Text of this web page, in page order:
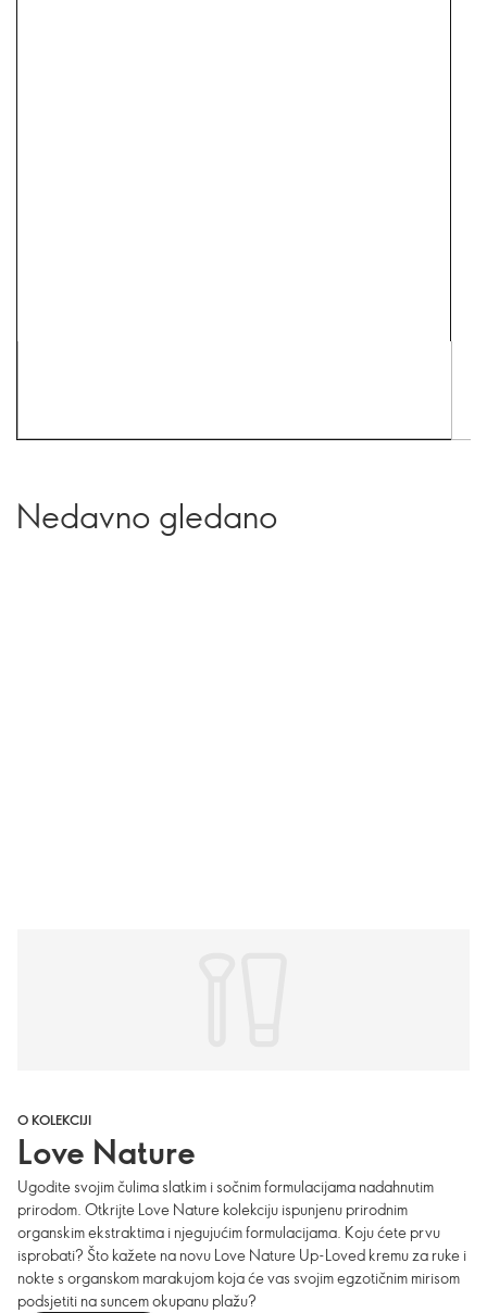
Nedavno gledano
O KOLEKCIJI
Love Nature
Ugodite svojim čulima slatkim i sočnim formulacijama nadahnutim
prirodom. Otkrijte Love Nature kolekciju ispunjenu prirodnim
organskim ekstraktima i njegujućim formulacijama. Koju ćete prvu
isprobati? Što kažete na novu Love Nature Up-Loved kremu za ruke i
nokte s organskom marakujom koja će vas svojim egzotičnim mirisom
podsjetiti na suncem okupanu plažu?